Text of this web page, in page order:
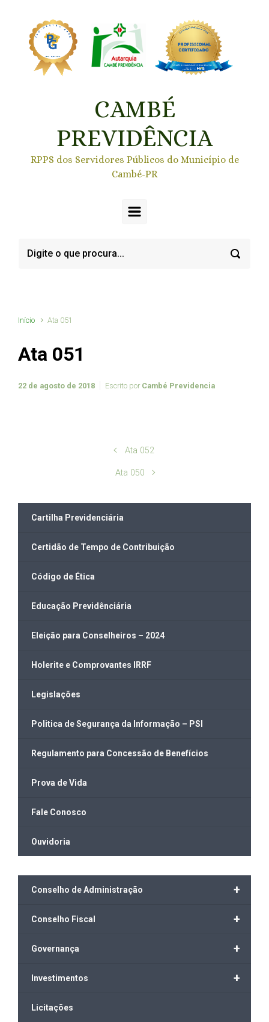
CAMBÉ
PREVIDÊNCIA
RPPS dos Servidores Públicos do Município de
Cambé-PR
Início Ata 051
Ata 051
22 de agosto de 2018 Escrito por Cambé Previdencia
Ata 052
Ata 050
Cartilha Previdenciária
Certidão de Tempo de Contribuição
Código de Ética
Educação Previdênciária
Eleição para Conselheiros – 2024
Holerite e Comprovantes IRRF
Legislações
Politica de Segurança da Informação – PSI
Regulamento para Concessão de Benefícios
Prova de Vida
Fale Conosco
Ouvidoria
+
Conselho de Administração
+
Conselho Fiscal
+
Governança
+
Investimentos
Licitações